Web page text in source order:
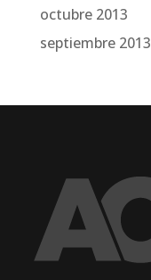
octubre 2013
septiembre 2013